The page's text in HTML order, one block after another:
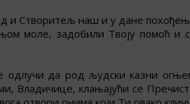
Створитељ наш и у дане
моле, задобили Твоју помоћ и
одлучи да род људски казни
Владичице, клањајући се